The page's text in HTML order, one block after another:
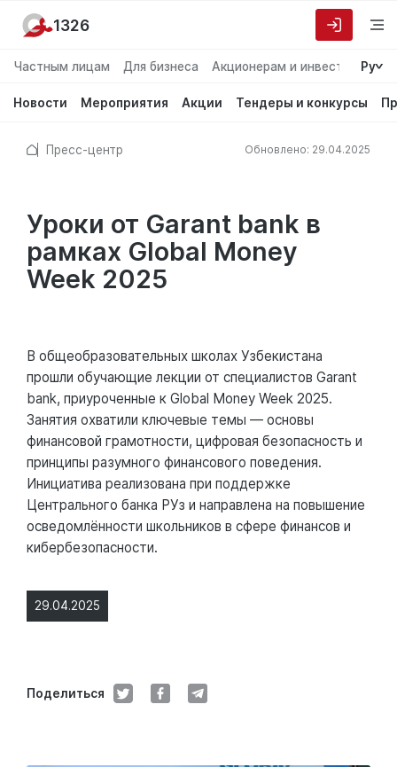
Частным лицам Для бизнеса Акционерам и инвесторам
Ру
Новости Мероприятия Акции Тендеры и конкурсы
1326
Пресс-центр Обновлено: 29.04.2025
Уроки от Garant bank в
рамках Global Money
Week 2025
29.04.2025
Поделиться
В общеобразовательных школах Узбекистана
прошли обучающие лекции от специалистов Garant
bank, приуроченные к Global Money Week 2025.
Занятия охватили ключевые темы — основы
финансовой грамотности, цифровая безопасность и
принципы разумного финансового поведения.
Инициатива реализована при поддержке
Центрального банка РУз и направлена на повышение
осведомлённости школьников в сфере финансов и
кибербезопасности.